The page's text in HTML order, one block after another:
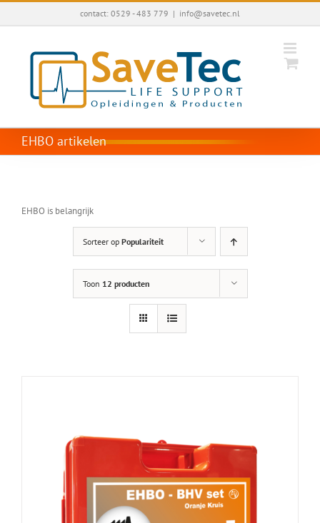
Ga
contact: 0529 - 483 779 | info@savetec.nl
EHBO artikelen
EHBO is belangrijk
Sorteer op Populariteit
Toon 12 producten